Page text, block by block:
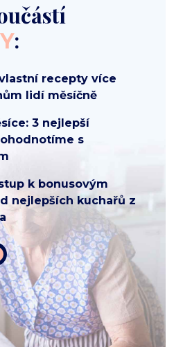
:
recepty více
lidí měsíčně
3 nejlepší
s
k bonusovým
nejlepších kuchařů z